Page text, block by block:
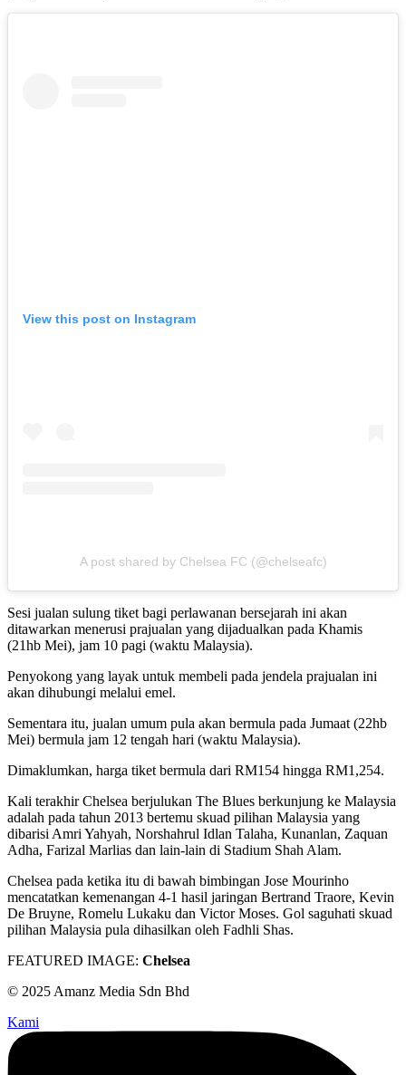
View this post on Instagram
A post shared by Chelsea FC (@chelseafc)
Sesi jualan sulung tiket bagi perlawanan bersejarah ini akan
ditawarkan menerusi prajualan yang dijadualkan pada Khamis
(21hb Mei), jam 10 pagi (waktu Malaysia).
Penyokong yang layak untuk membeli pada jendela prajualan ini
akan dihubungi melalui emel.
Sementara itu, jualan umum pula akan bermula pada Jumaat (22hb
Mei) bermula jam 12 tengah hari (waktu Malaysia).
Dimaklumkan, harga tiket bermula dari RM154 hingga RM1,254.
Kali terakhir Chelsea berjulukan The Blues berkunjung ke Malaysia
adalah pada tahun 2013 bertemu skuad pilihan Malaysia yang
dibarisi Amri Yahyah, Norshahrul Idlan Talaha, Kunanlan, Zaquan
Adha, Farizal Marlias dan lain-lain di Stadium Shah Alam.
Chelsea pada ketika itu di bawah bimbingan Jose Mourinho
mencatatkan kemenangan 4-1 hasil jaringan Bertrand Traore, Kevin
De Bruyne, Romelu Lukaku dan Victor Moses. Gol saguhati skuad
pilihan Malaysia pula dihasilkan oleh Fadhli Shas.
FEATURED IMAGE: Chelsea
© 2025 Amanz Media Sdn Bhd
Kami